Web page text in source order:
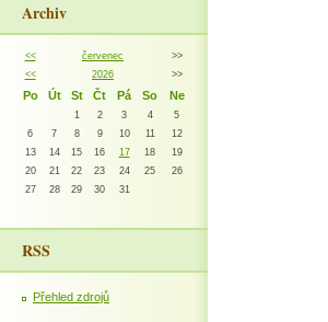
Archiv
<< červenec
>>
<<
2026 >>
Po Út St Čt Pá So Ne
1 2 3 4
5
6
7 8 9 10 11
12
13
14 15 16 17 18
19
20
21 22 23 24 25
26
27
28 29 30 31
RSS
Přehled zdrojů